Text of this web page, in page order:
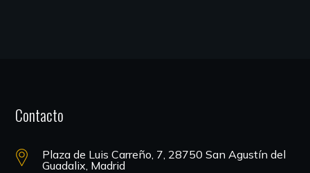
Contacto
Plaza de Luis Carreño, 7, 28750 San Agustín del
Guadalix, Madrid